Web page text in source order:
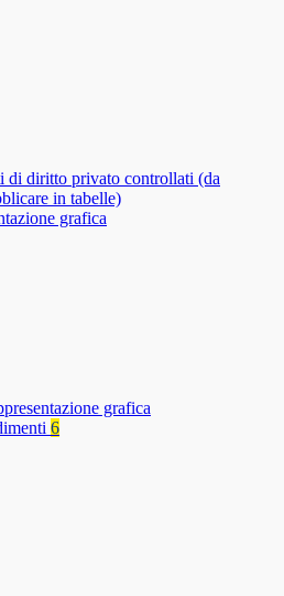
di diritto privato controllati (da
in tabelle)
grafica
grafica
6